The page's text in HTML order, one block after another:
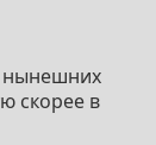
нынешних
скорее в